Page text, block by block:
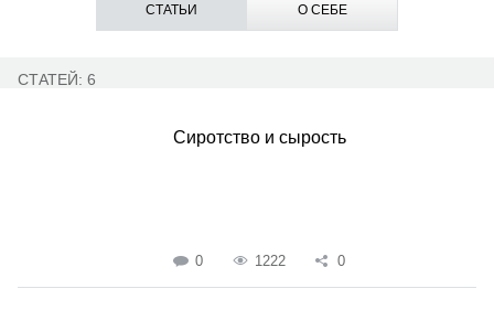
СТАТЬИ О СЕБЕ
СТАТЕЙ: 6
Сиротство и сырость
0 1222 0